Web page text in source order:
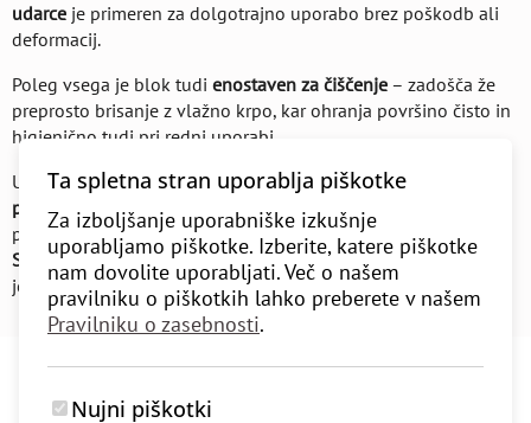
Ta spletna stran uporablja piškotke
Za izboljšanje uporabniške izkušnje
uporabljamo piškotke. Izberite, katere piškotke
nam dovolite uporabljati. Več o našem
pravilniku o piškotkih lahko preberete v našem
Pravilniku o zasebnosti.
Nujni piškotki
udarce je primeren za dolgotrajno uporabo brez poškodb ali
deformacij.
Poleg vsega je blok tudi enostaven za čiščenje – zadošča že
preprosto brisanje z vlažno krpo, kar ohranja površino čisto in
higienično tudi pri redni uporabi.
Uporaba tega bloka iz plute zagotavlja večjostabilnost
podporo in udobje , zlasti pri zahtevnejših položajih, kjer je
pravilna opora ključna za varno prakso – kot pri
Salamba
Sarvangasani, ki velja za eno izmed najbolj cenjenih asan v
jogi.